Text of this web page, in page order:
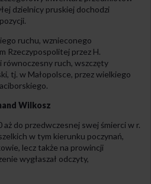
dzielnicy pruskiej dochodzi
ruchu, wznieconego
Rzeczypospolitej przez H.
równoczesny ruch, wszczęty
tj. w Małopolsce, przez wielkiego
Wilkosz
aż do przedwczesnej swej śmierci w r.
w tym kierunku poczynań,
lecz także na prowincji
wygłaszał odczyty,